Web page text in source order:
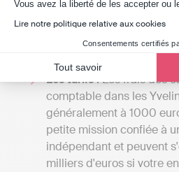
Vous avez la liberté de les accepter ou
Lire notre politique relative aux cookies
Consentements certifiés
Tout savoir
de comparer les tarifs en
offerts. Cela vous
globale des différents
Meulan-en-Yvelines.
Les tarifs: Les frais des
comptable dans les
généralement à 1000
petite mission confiée à
indépendant et peuvent
milliers d'euros si votre